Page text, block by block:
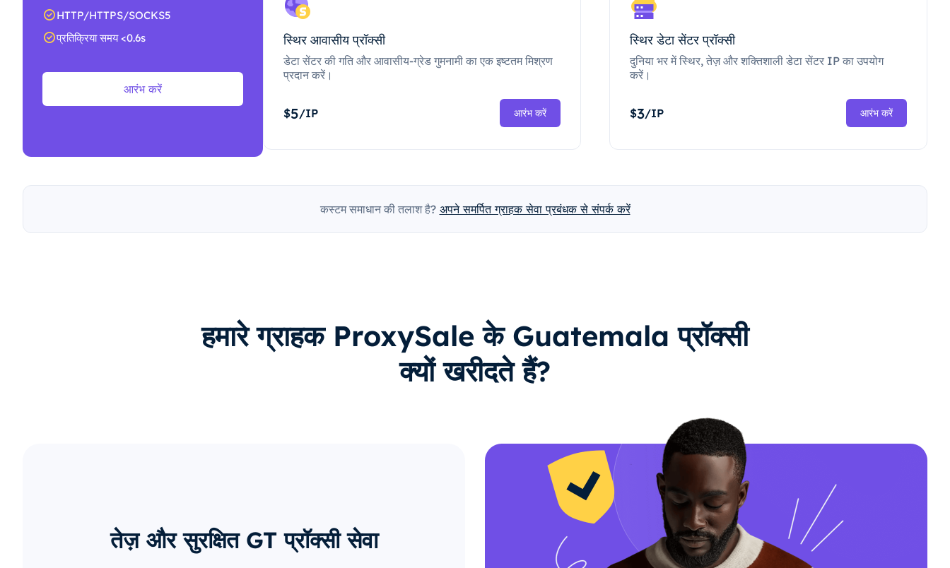
HTTP/HTTPS/SOCKS5
प्रतिक्रिया समय <0.6s
आरंभ करें
स्थिर आवासीय प्रॉक्सी
डेटा सेंटर की गति और आवासीय-ग्रेड गुमनामी का एक इष्टतम मिश्रण
प्रदान करें।
$5/IP आरंभ करें
स्थिर डेटा सेंटर प्रॉक्सी
दुनिया भर में स्थिर, तेज़ और शक्तिशाली डेटा सेंटर IP का उपयोग
करें।
$3/IP आरंभ करें
कस्टम समाधान की तलाश है? अपने समर्पित ग्राहक सेवा प्रबंधक से संपर्क करें
हमारे ग्राहक ProxySale के Guatemala प्रॉक्सी
क्यों खरीदते हैं?
तेज़ और सुरक्षित GT प्रॉक्सी सेवा